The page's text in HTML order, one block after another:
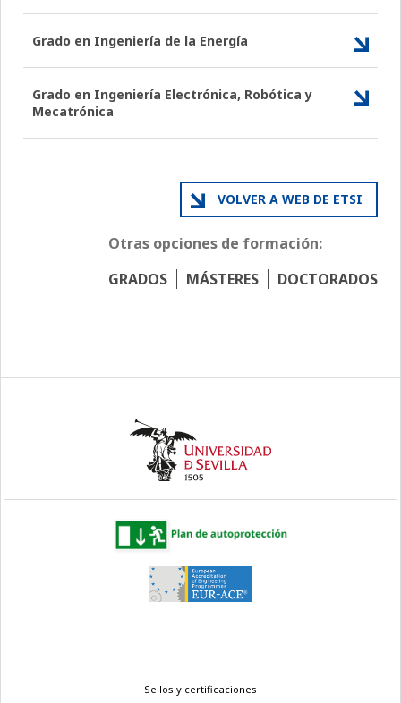
Grado en Ingeniería de la Energía
Grado en Ingeniería Electrónica, Robótica y
Mecatrónica
VOLVER A WEB DE ETSI
Otras opciones de formación:
GRADOS
MÁSTERES DOCTORADOS
Sellos y certificaciones